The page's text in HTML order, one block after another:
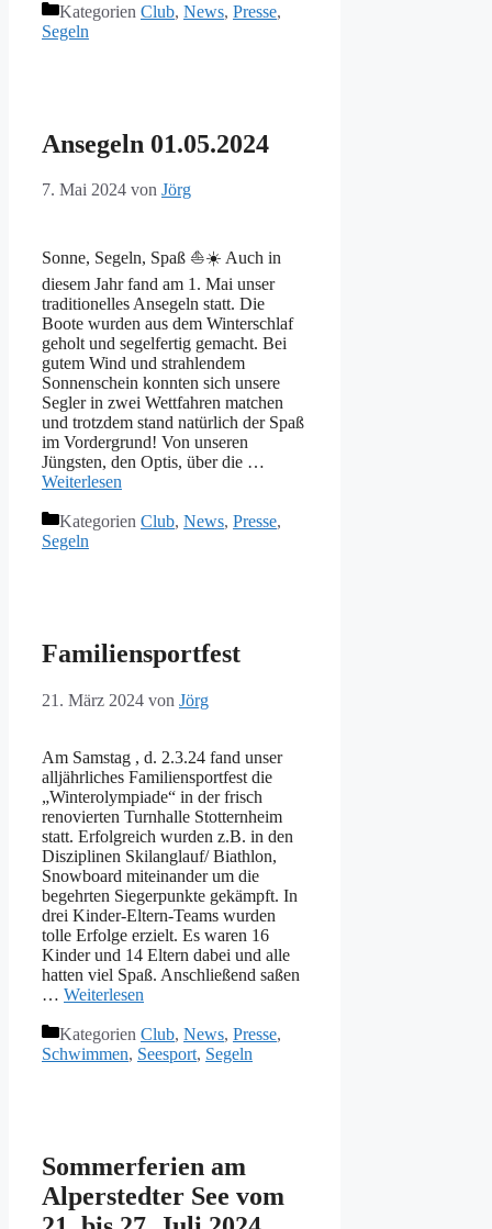
Kategorien Club, News, Presse,
Segeln
Ansegeln 01.05.2024
7. Mai 2024 von Jörg
Sonne, Segeln, Spaß ⛵️☀️ Auch in
diesem Jahr fand am 1. Mai unser
traditionelles Ansegeln statt. Die
Boote wurden aus dem Winterschlaf
geholt und segelfertig gemacht. Bei
gutem Wind und strahlendem
Sonnenschein konnten sich unsere
Segler in zwei Wettfahren matchen
und trotzdem stand natürlich der Spaß
im Vordergrund! Von unseren
Jüngsten, den Optis, über die …
Weiterlesen
Kategorien Club, News, Presse,
Segeln
Familiensportfest
21. März 2024 von Jörg
Am Samstag , d. 2.3.24 fand unser
alljährliches Familiensportfest die
„Winterolympiade“ in der frisch
renovierten Turnhalle Stotternheim
statt. Erfolgreich wurden z.B. in den
Disziplinen Skilanglauf/ Biathlon,
Snowboard miteinander um die
begehrten Siegerpunkte gekämpft. In
drei Kinder-Eltern-Teams wurden
tolle Erfolge erzielt. Es waren 16
Kinder und 14 Eltern dabei und alle
hatten viel Spaß. Anschließend saßen
… Weiterlesen
Kategorien Club, News, Presse,
Schwimmen, Seesport, Segeln
Sommerferien am
Alperstedter See vom